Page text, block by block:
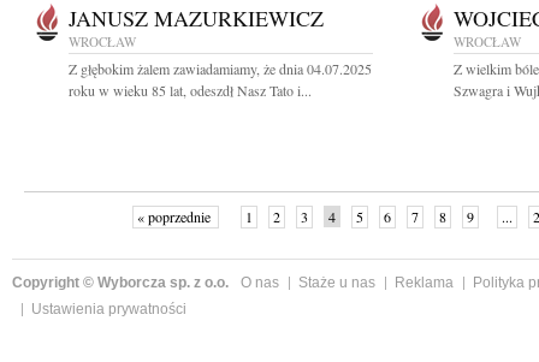
JANUSZ MAZURKIEWICZ
WROCŁAW
Z głębokim żalem zawiadamiamy, że dnia 04.07.2025
roku w wieku 85 lat, odeszdł Nasz Tato i...
WROCŁAW
Z wielkim
Szwagra i
« poprzednie 1 2 3 4 5 6 7 8 9 ...
Copyright © Wyborcza sp. z o.o. O nas Staże u nas Reklama
Polityka
Ustawienia prywatności